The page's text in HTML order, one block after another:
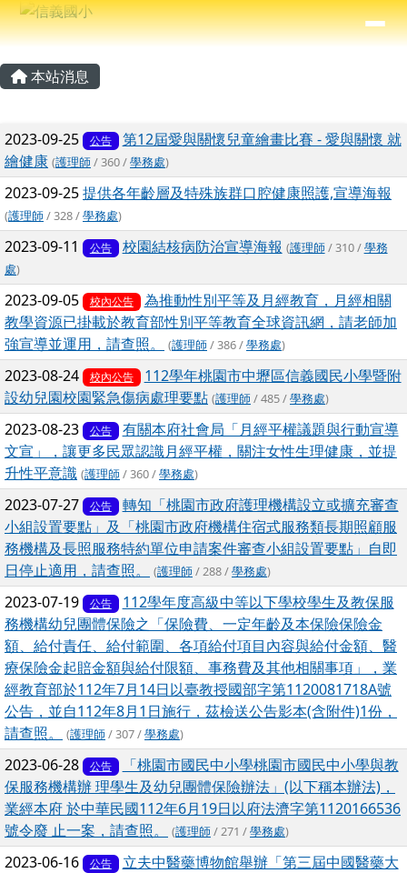
跳至主內容區
信義國小
⏸
導覽列
主內容區域
本站消息
文章列表
2023-09-25 公告
第12屆愛與關懷兒童繪畫比賽 - 愛與關懷 就
繪健康 (護理師/ 360 /學務處)
2023-09-25提供各年齡層及特殊族群口腔健康照護,宣導海報
(護理師/ 328 /學務處)
2023-09-11 公告 校園結核病防治宣導海報 (護理師/ 310 /學務
處)
2023-09-05 校內公告
為推動性別平等及月經教育，月經相關
教學資源已掛載於教育部性別平等教育全球資訊網，請老師加
強宣導並運用，請查照。
(護理師/ 386 /學務處)
2023-08-24 校內公告
112學年桃園市中壢區信義國民小學暨附
設幼兒園校園緊急傷病處理要點 (護理師/ 485 /學務處)
2023-08-23 公告
有關本府社會局「月經平權議題與行動宣導
文宣」，讓更多民眾認識月經平權，關注女性生理健康，並提
升性平意識 (護理師/ 360 /學務處)
2023-07-27 公告
轉知「桃園市政府護理機構設立或擴充審查
小組設置要點」及「桃園市政府機構住宿式服務類長期照顧服
務機構及長照服務特約單位申請案件審查小組設置要點」自即
日停止適用，請查照。
(護理師/ 288 /學務處)
2023-07-19 公告
112學年度高級中等以下學校學生及教保服
務機構幼兒團體保險之「保險費、一定年齡及本保險保險金
額、給付責任、給付範圍、各項給付項目內容與給付金額、醫
療保險金起賠金額與給付限額、事務費及其他相關事項」，業
經教育部於112年7月14日以臺教授國部字第1120081718A號
公告，並自112年8月1日施行，茲檢送公告影本(含附件)1份，
請查照。
(護理師/ 307 /學務處)
2023-06-28 公告
「桃園市國民中小學桃園市國民中小學與教
保服務機構辦 理學生及幼兒團體保險辦法」(以下稱本辦法)，
業經本府 於中華民國112年6月19日以府法濟字第1120166536
號令廢 止一案，請查照。
(護理師/ 271 /學務處)
2023-06-16 公告
立夫中醫藥博物館舉辦「第三屆中國醫藥大
頁尾區域